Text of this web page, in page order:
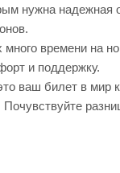
нужна надежная
времени на
и поддержку.
ваш билет в мир
Почувствуйте